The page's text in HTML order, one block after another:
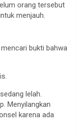
orang tersebut
menjauh.
bukti bahwa
lelah.
Menyilangkan
karena ada